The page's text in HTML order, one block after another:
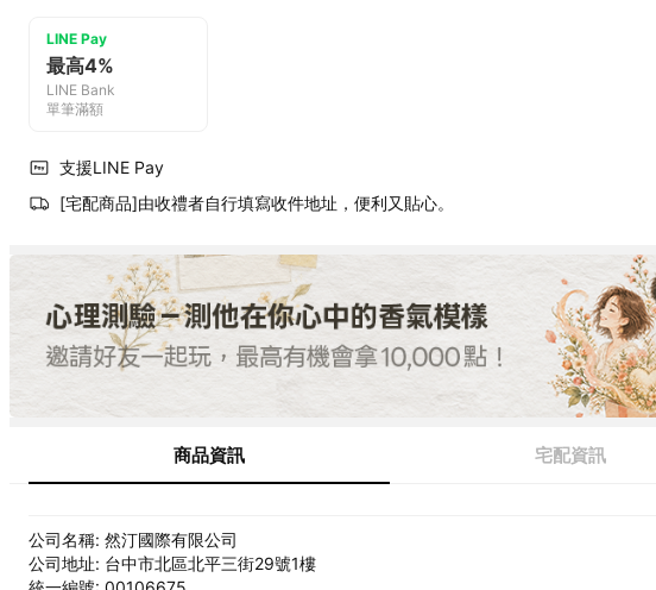
LINE Pay
最高4%
LINE Bank
單筆滿額
支援LINE Pay
[宅配商品]由收禮者自行填寫收件地址，便利又貼心。
商品資訊 宅配資訊
公司名稱: 然汀國際有限公司
公司地址: 台中市北區北平三街29號1樓